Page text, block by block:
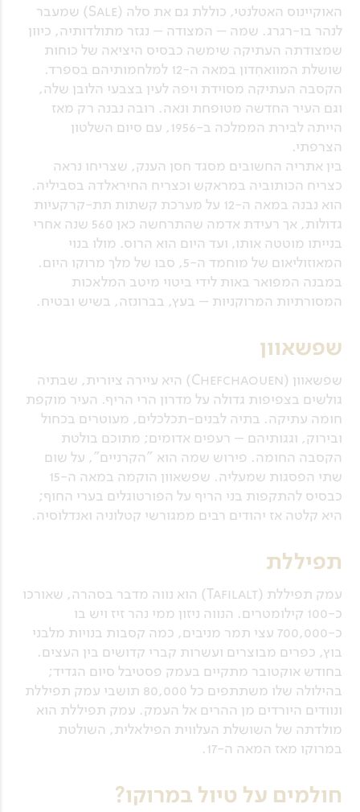
האוקיינוס האטלנטי, כוללת גם את סלה (Sale) שמעבר
לנהר בו-רגרג. שמה – המצודה – נגזר מתולדותיה, כיוון
שמצודתה העתיקה שימשה כבסיס היציאה של כוחות
שושלת המוואחִדון במאה ה-12 למלחמותיהם בספרד.
הקסבה העתיקה מסוידת ויפה לעין בצבעי הלובן שלה,
וגם העיר החדשה מטופחת ונאה. רובה נבנה רק מאז
הייתה לבירת הממלכה ב-1956, עם סיום השלטון
הצרפתי.
בין אתריה החשובים מסגד חסן הענק, שצריחו נראה
כצריח הכותוביה במראקש וכצריח החיראלדה בסביליה.
הוא נבנה במאה ה-12 על מערכת קשתות תת-קרקעיות
גדולות, אך רעידת אדמה שהתרחשה כאן 560 שנה אחרי
בנייתו מוטטה אותו, ועד היום הוא הרוס. מולו בנוי
המאוזוליאום של מוחמד ה-5, סבו של מלך מרוקו היום.
במבנה המפואר באות לידי ביטוי מיטב המלאכות
המסורתיות המרוקניות – בעץ, בברונזה, בשיש ובטיח.
שפשאוון
שפשאוון (Chefchaouen) היא עיירה ציורית, שבתיה
גולשים בצפיפות גדולה על מדרון הרי הריף. העיר מוקפת
חומה עתיקה. בתיה לבנים-תכלכלים, מעוטרים בכחול
ובירוק, וגגותיהם – רעפים אדומים; מתוכם בולטת
הקסבה החומה. פירוש שמה הוא "הקרניים", על שום
שתי הפסגות שמעליה. שפשאוון הוקמה במאה ה-15
כבסיס להתקפות בני הריף על הפורטוגלים בערי החוף;
היא קלטה אז יהודים רבים ממגורשי קטלוניה ואנדלוסיה.
תפיללת
עמק תפיללת (Tafilalt) הוא נווה מדבר בסהרה, שאורכו
כ-100 קילומטרים. הנווה ניזון ממי נהר זיז ויש בו
כ-700,000 עצי תמר מניבים, כמה קסבות בנויות מלבני
בוץ, כפרים מבוצרים ועשרות קברי קדושים בין העצים.
בחודש אוקטובר מתקיים בעמק פסטיבל סיום הגדיד;
בהילולה שלו משתתפים כל 80,000 תושבי עמק תפיללת
ונוודים היורדים מן ההרים אל העמק. עמק תפיללת הוא
מולדתה של השושלת העלווית הפילאלית, השולטת
במרוקו מאז המאה ה-17.
חולמים על טיול במרוקו?